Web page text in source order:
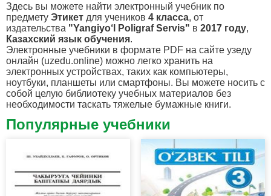
Здесь вы можете найти электронный учебник по
предмету Этикет для учеников 4 класса, от
издательства "Yangiyo‘l Poligraf Servis" в 2017 году,
Казахский язык обучения.
Электронные учебники в формате PDF на сайте узеду
онлайн (uzedu.online) можно легко хранить на
электронных устройствах, таких как компьютеры,
ноутбуки, планшеты или смартфоны. Вы можете носить с
собой целую библиотеку учебных материалов без
необходимости таскать тяжелые бумажные книги.
Популярные учебники